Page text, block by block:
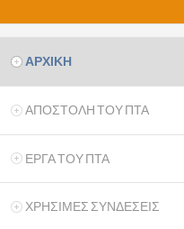
ΑΡΧΙΚΗ
ΑΠΟΣΤΟΛΗ ΤΟΥ ΠΤΑ
ΕΡΓΑ ΤΟΥ ΠΤΑ
ΧΡΗΣΙΜΕΣ ΣΥΝΔΕΣΕΙΣ